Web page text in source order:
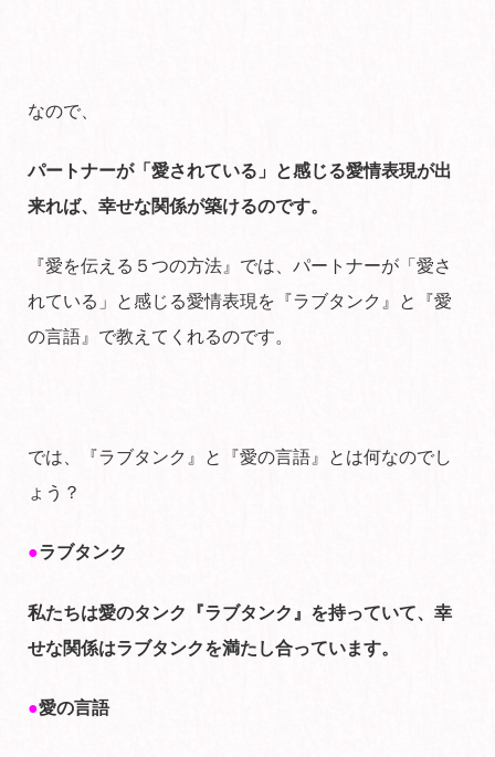
なので、
パートナーが「愛されている」と感じる愛情表現が出
来れば、幸せな関係が築けるのです。
『愛を伝える５つの方法』では、パートナーが「愛さ
れている」と感じる愛情表現を『ラブタンク』と『愛
の言語』で教えてくれるのです。
では、『ラブタンク』と『愛の言語』とは何なのでし
ょう？
●ラブタンク
私たちは愛のタンク『ラブタンク』を持っていて、幸
せな関係はラブタンクを満たし合っています。
●愛の言語